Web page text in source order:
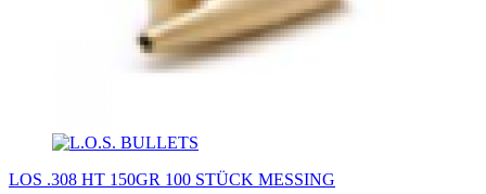
LOS .308 HT 150GR 100 STÜCK MESSING